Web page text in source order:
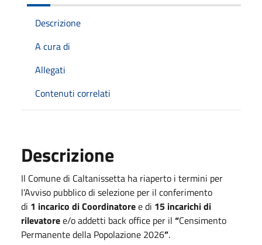
Descrizione
A cura di
Allegati
Contenuti correlati
Descrizione
Il Comune di Caltanissetta ha riaperto i termini per
l’Avviso pubblico di selezione per il conferimento
di 1 incarico di Coordinatoree di 15 incarichi di
rilevatoree/o addetti back office per il “Censimento
Permanente della Popolazione 2026”.